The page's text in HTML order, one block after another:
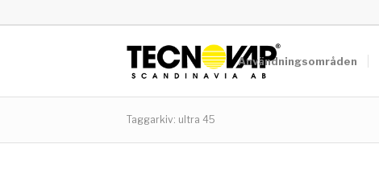
Användningsområden
Taggarkiv: ultra 45